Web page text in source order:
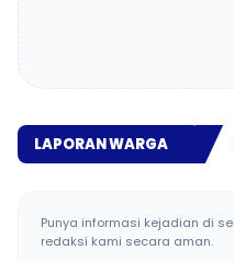
LAPORAN WARGA
Punya informasi kejadian di
redaksi kami secara aman.